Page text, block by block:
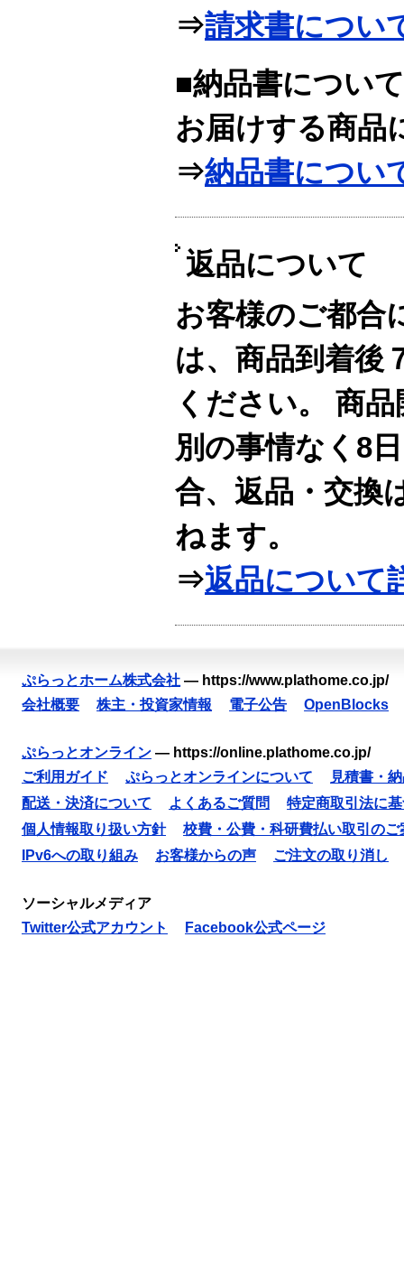
⇒請求書につい
■納品書について
お届けする商品
⇒納品書につい
返品について
お客様のご都合
は、商品到着後
ください。 商
別の事情なく8
合、返品・交換
ねます。
⇒返品について
ぷらっとホーム株式会社 — https://www.plathome.co.jp/
会社概要
株主・投資家情報 電子公告 OpenBlocks
ぷらっとオンライン — https://online.plathome.co.jp/
ご利用ガイド
ぷらっとオンラインについて
見積書・
配送・決済について
よくあるご質問
特定商取引法に
個人情報取り扱い方針
校費・公費・科研費払い取引のご
IPv6への取り組み
お客様からの声 ご注文の取り消し
ソーシャルメディア
Twitter公式アカウント
Facebook公式ページ